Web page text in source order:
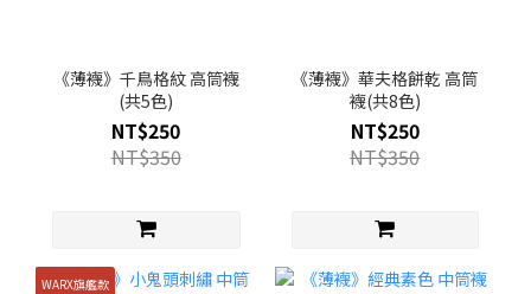
《薄襪》千鳥格紋 高筒襪
(共5色)
NT$250
NT$350
《薄襪》華夫格餅乾 高筒
襪(共8色)
NT$250
NT$350
WARX旗艦款